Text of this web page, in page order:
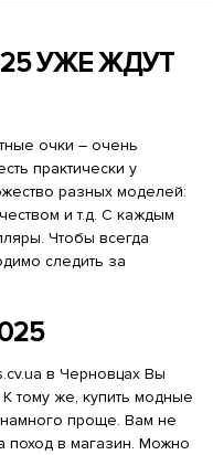
УЖЕ ЖДУТ
очки – очень
практически у
разных моделей:
и т.д. С каждым
Чтобы всегда
следить за
в Черновцах Вы
тому же, купить модные
проще. Вам не
поход в магазин. Можно